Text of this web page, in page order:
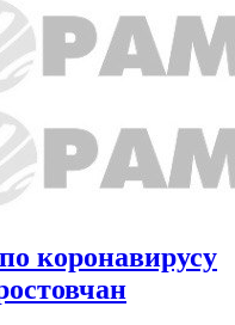
коронавирусу